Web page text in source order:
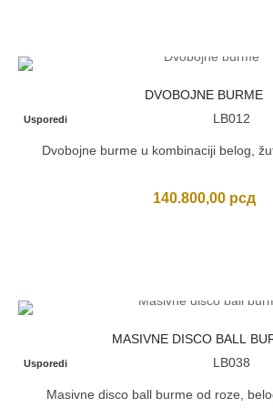
DVOBOJNE BURME
Usporedi LB012
Dvobojne burme u kombinaciji belog,
140.800,00 рсд
MASIVNE DISCO BALL
Usporedi LB038
Masivne disco ball burme od roze,